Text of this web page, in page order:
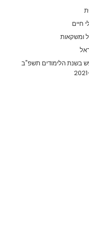
חיים
ומשקאות
בשנת הלימודים תשפ"ב